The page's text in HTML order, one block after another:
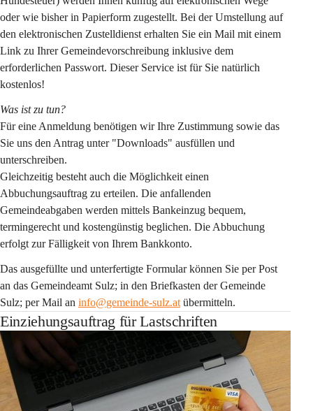
oder wie bisher in Papierform zugestellt. Bei der Umstellung auf
den elektronischen Zustelldienst erhalten Sie ein Mail mit einem
Link zu Ihrer Gemeindevorschreibung inklusive dem
erforderlichen Passwort. Dieser Service ist für Sie natürlich
kostenlos!
Was ist zu tun?
Für eine Anmeldung benötigen wir Ihre Zustimmung sowie das
Sie uns den Antrag unter "Downloads" ausfüllen und
unterschreiben.
Gleichzeitig besteht auch die Möglichkeit einen
Abbuchungsauftrag zu erteilen. Die anfallenden
Gemeindeabgaben werden mittels Bankeinzug bequem,
termingerecht und kostengünstig beglichen. Die Abbuchung
erfolgt zur Fälligkeit von Ihrem Bankkonto.
Das ausgefüllte und unterfertigte Formular können Sie per Post
an das Gemeindeamt Sulz; in den Briefkasten der Gemeinde
Sulz; per Mail an info@gemeinde-sulz.at übermitteln.
Einziehungsauftrag für Lastschriften